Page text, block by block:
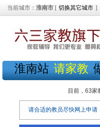
当前城市： 淮南市 [ 切换其它城市 ]
淮南站 请家教
目前，63家
请合适的教员尽快网上申